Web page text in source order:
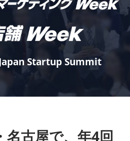
Startup Summit
名古屋で、年4回